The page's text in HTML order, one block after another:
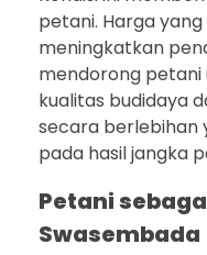
petani. Harga
meningkatkan
mendorong
kualitas budidaya
secara berlebihan
pada hasil jangka
Petani
Swasembada